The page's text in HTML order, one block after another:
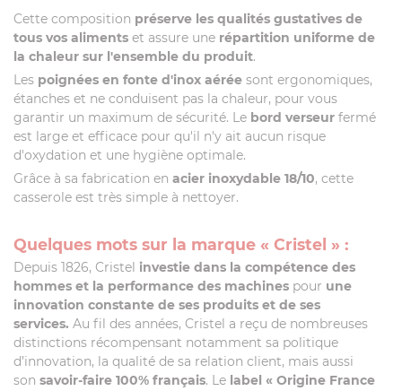
Cette composition préserve les qualités gustatives de
tous vos aliments et assure une répartition uniforme de
la chaleur sur l'ensemble du produit.
Les poignées en fonte d'inox aérée sont ergonomiques,
étanches et ne conduisent pas la chaleur, pour vous
garantir un maximum de sécurité. Le bord verseur fermé
est large et efficace pour qu'il n'y ait aucun risque
d'oxydation et une hygiène optimale.
Grâce à sa fabrication en acier inoxydable 18/10, cette
casserole est très simple à nettoyer.
Quelques mots sur la marque « Cristel » :
Depuis 1826, Cristel investie dans la compétence des
hommes et la performance des machines pour une
innovation constante de ses produits et de ses
services. Au fil des années, Cristel a reçu de nombreuses
distinctions récompensant notamment sa politique
d’innovation, la qualité de sa relation client, mais aussi
son savoir-faire 100% français. Le label « Origine France